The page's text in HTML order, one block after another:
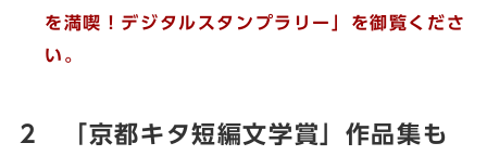
を満喫！デジタルスタンプラリー」を御覧くださ
い。
2 「京都キタ短編文学賞」作品集も